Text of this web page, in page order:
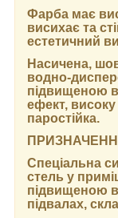
Фарба має
висихає та
естетичний
Насичена,
водно-
підвищеною
ефект, високу
паростійка.
Спеціальна
стель у
підвищеною
підвалах,